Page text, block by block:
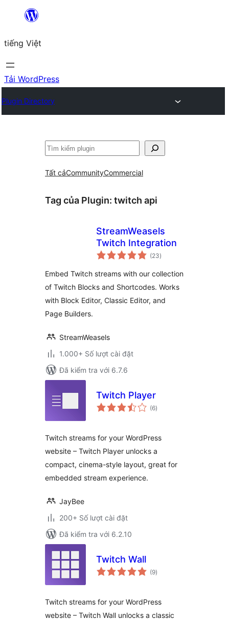
Chuyển
phần
nội
dung
tiếng Việt
Tải WordPress
Plugin Directory
Tìm
Tất cảCommunityCommercial
Tag của Plugin: twitch api
StreamWeasels
Twitch Integration
(23tổng
đánh
)
Embed Twitch streams with our collection
of Twitch Blocks and Shortcodes. Works
with Block Editor, Classic Editor, and
Page Builders.
StreamWeasels
1.000+ Số lượt cài đặt
Đã kiểm tra với 6.7.6
Twitch Player
(6tổng
đánh
)
Twitch streams for your WordPress
website – Twitch Player unlocks a
compact, cinema-style layout, great for
embedded stream experience.
JayBee
200+ Số lượt cài đặt
Đã kiểm tra với 6.2.10
Twitch Wall
(9tổng
đánh
)
Twitch streams for your WordPress
website – Twitch Wall unlocks a classic